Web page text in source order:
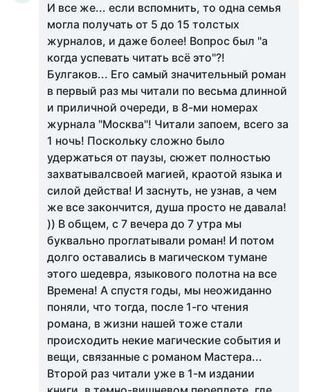
И все же... если вспомнить, то одна семья
могла получать от 5 до 15 толстых
журналов, и даже более! Вопрос был "а
когда успевать читать всё это"?!
Булгаков... Его самый значительный роман
в первый раз мы читали по весьма длинной
и приличной очереди, в 8-ми номерах
журнала "Москва"! Читали запоем, всего за
1 ночь! Поскольку сложно было
удержаться от паузы, сюжет полностью
захватывалсвоей магией, краотой языка и
силой действа! И заснуть, не узнав, а чем
же все закончится, душа просто не давала!
)) В общем, с 7 вечера до 7 утра мы
буквально проглатывали роман! И потом
долго оставались в магическом тумане
этого шедевра, языкового полотна на все
Времена! А спустя годы, мы неожиданно
поняли, что тогда, после 1-го чтения
романа, в жизни нашей тоже стали
происходить некие магические события и
вещи, связанные с романом Мастера...
Второй раз читали уже в 1-м издании